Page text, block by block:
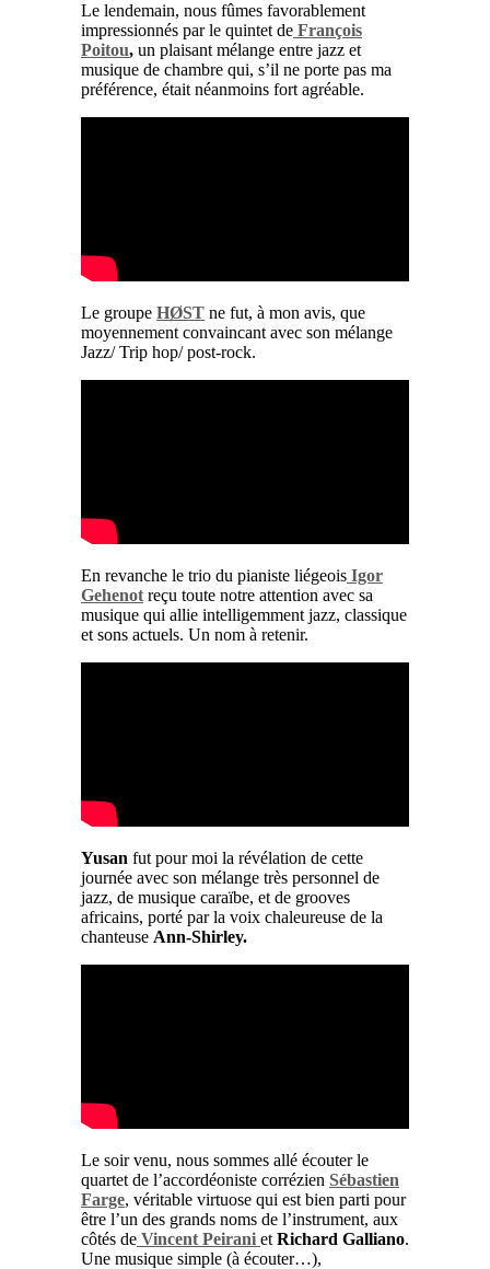
Le lendemain, nous fûmes favorablement
impressionnés par le quintet de François
Poitou, un plaisant mélange entre jazz et
musique de chambre qui, s’il ne porte pas ma
préférence, était néanmoins fort agréable.
Le groupe HØST ne fut, à mon avis, que
moyennement convaincant avec son mélange
Jazz/ Trip hop/ post-rock.
En revanche le trio du pianiste liégeois Igor
Gehenot reçu toute notre attention avec sa
musique qui allie intelligemment jazz, classique
et sons actuels. Un nom à retenir.
Yusan fut pour moi la révélation de cette
journée avec son mélange très personnel de
jazz, de musique caraïbe, et de grooves
africains, porté par la voix chaleureuse de la
chanteuse Ann-Shirley.
Le soir venu, nous sommes allé écouter le
quartet de l’accordéoniste corrézien Sébastien
Farge, véritable virtuose qui est bien parti pour
être l’un des grands noms de l’instrument, aux
côtés de Vincent Peirani et Richard Galliano.
Une musique simple (à écouter…),